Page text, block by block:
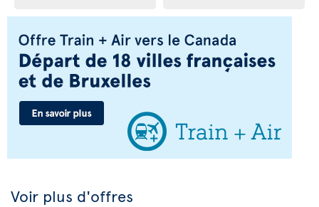
Voir plus d'offres